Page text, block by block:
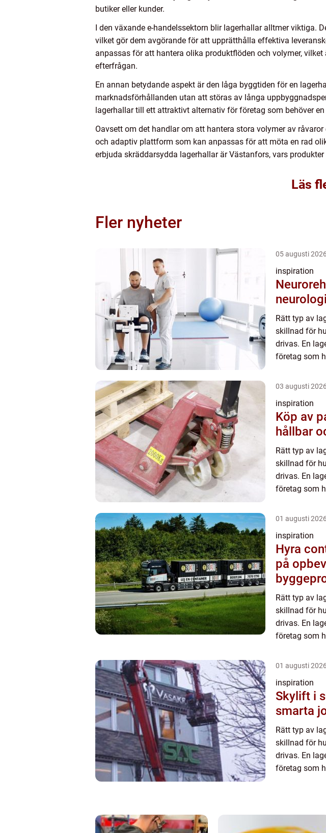
butiker eller kunder.
I den växande e-handelssektorn blir lagerhallar alltmer viktiga.
vilket gör dem avgörande för att upprätthålla effektiva
anpassas för att hantera olika produktflöden och volymer,
efterfrågan.
En annan betydande aspekt är den låga byggtiden för en
marknadsförhållanden utan att störas av långa
lagerhallar till ett attraktivt alternativ för företag som behöver
Oavsett om det handlar om att hantera stora volymer av
och adaptiv plattform som kan anpassas för att möta en rad
erbjuda skräddarsydda lagerhallar är Västanfors, vars
Läs
Fler nyheter
05 augusti 2026
inspiration
Neurorehab vägen
Rätt typ av
skillnad för
drivas. En
företag som
03 augusti 2026
inspiration
Köp av
hållbar
Rätt typ av
skillnad för
drivas. En
företag som
01 augusti 2026
inspiration
Hyra container
på
Rätt typ av
skillnad för
drivas. En
företag som
01 augusti 2026
inspiration
Skylift i
smarta
Rätt typ av
skillnad för
drivas. En
företag som